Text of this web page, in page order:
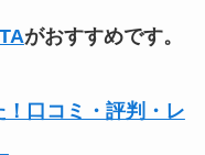
がおすすめです。
口コミ・評判・レ